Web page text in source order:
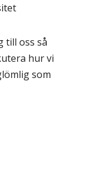
till oss så
hur vi
som